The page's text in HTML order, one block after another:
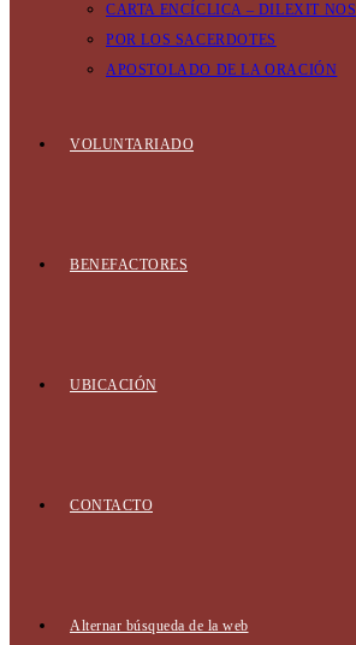
CARTA ENCÍCLICA – DILEXIT NOS
POR LOS SACERDOTES
APOSTOLADO DE LA ORACIÓN
VOLUNTARIADO
BENEFACTORES
UBICACIÓN
CONTACTO
Alternar búsqueda de la web